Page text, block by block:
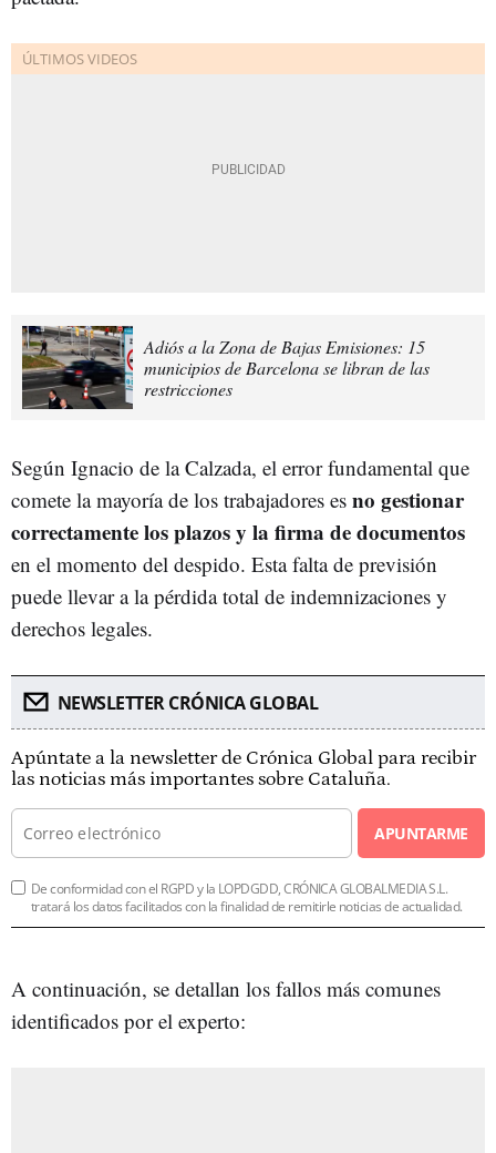
Adiós a la Zona de Bajas Emisiones: 15
municipios de Barcelona se libran de las
restricciones
Según Ignacio de la Calzada, el error fundamental que
comete la mayoría de los trabajadores es no gestionar
correctamente los plazos y la firma de documentos
en el momento del despido. Esta falta de previsión
puede llevar a la pérdida total de indemnizaciones y
derechos legales.
NEWSLETTER CRÓNICA GLOBAL
Apúntate a la newsletter de Crónica Global para recibir
las noticias más importantes sobre Cataluña.
APUNTARME
De conformidad con el RGPD y la LOPDGDD, CRÓNICA GLOBALMEDIA S.L.
tratará los datos facilitados con la finalidad de remitirle noticias de actualidad.
A continuación, se detallan los fallos más comunes
identificados por el experto: